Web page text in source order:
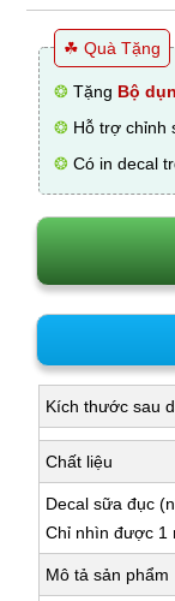
☘ Quà Tặng
❂ Tặng Bộ
❂ Hỗ trợ chỉnh
❂ Có in decal
Kích thước sau
Chất liệu
Decal sữa đục
Chỉ nhìn được 1
Mô tả sản phẩm